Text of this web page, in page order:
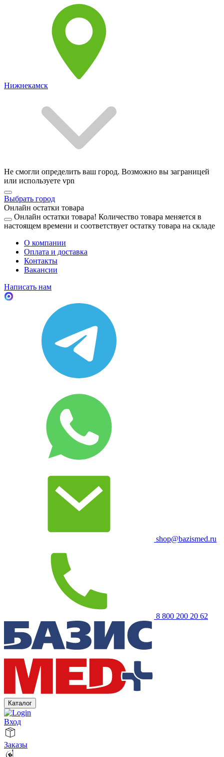
Нижнекамск
Не смогли определить ваш город. Возможно вы заграницей
или используете vpn
Выбрать город
Онлайн остатки товара
Онлайн остатки товара! Количество товара меняется в
настоящем времени и соответствует остатку товара на складе
О компании
Оплата и доставка
Контакты
Вакансии
Написать нам
shop@bazismed.ru
8 800 200 20 62
Каталог
Вход
Заказы